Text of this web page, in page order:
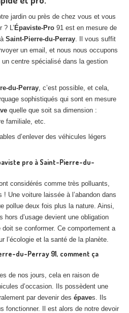
jardin ou près de chez vous et vous
L’ Épaviste-Pro 91 est en mesure de
à Saint-Pierre-du-Perray. Il vous suffit
un email, et nous nous occupons
centre spécialisé dans la gestion
du-Perray, c’est possible, et cela,
sophistiqués qui sont en mesure
quelle que soit sa dimension :
familiale, etc.
d’enlever des véhicules légers
pro à Saint-Pierre-du-
considérés comme très polluants,
Une voiture laissée à l’abandon dans
pollue deux fois plus la nature. Ainsi,
hors d’usage devient une obligation
doit se conformer. Ce comportement a
l’écologie et la santé de la planète.
du-Perray 91, comment ça
de nos jours, cela en raison de
d’occasion. Ils possèdent une
par devenir des épaves. Ils
fonctionner. Il est alors de notre devoir